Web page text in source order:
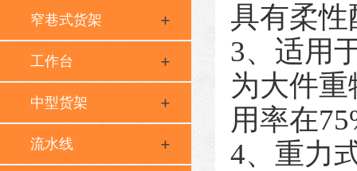
窄巷式货架
工作台
中型货架
流水线
具有柔
3、适用
为大件
用率在
4、重力